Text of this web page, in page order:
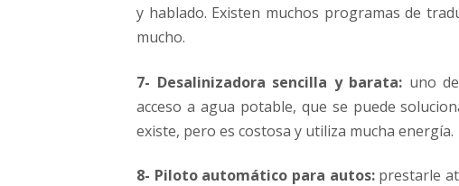
y hablado. Existen muchos programas de
mucho.
7- Desalinizadora sencilla y barata: uno
acceso a agua potable, que se puede
existe, pero es costosa y utiliza mucha energía.
8- Piloto automático para autos:prestarle